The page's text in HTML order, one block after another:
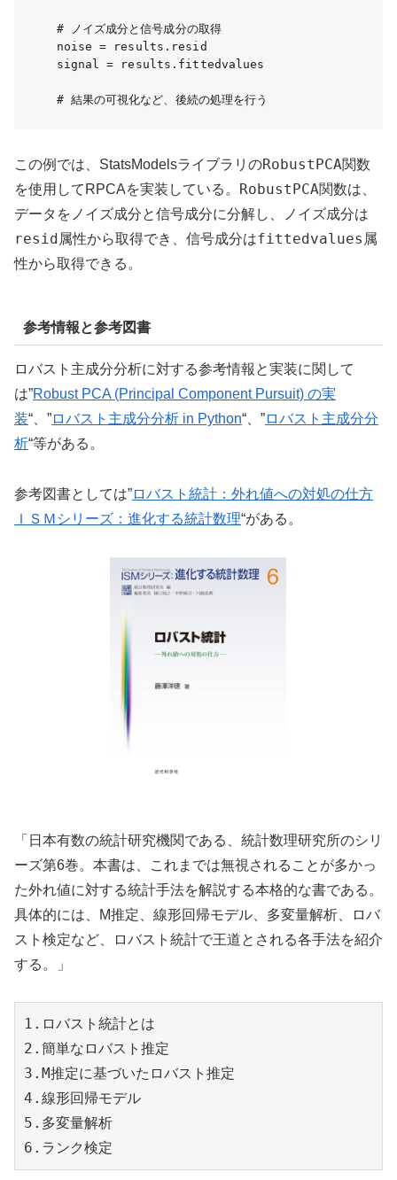
# ノイズ成分と信号成分の取得
noise = results.resid
signal = results.fittedvalues
# 結果の可視化など、後続の処理を行う
この例では、StatsModelsライブラリのRobustPCA関数
を使用してRPCAを実装している。 RobustPCA関数は、
データをノイズ成分と信号成分に分解し、ノイズ成分は
resid属性から取得でき、信号成分はfittedvalues 属
性から取得できる。
参考情報と参考図書
ロバスト主成分分析に対する参考情報と実装に関して
は”Robust PCA (Principal Component Pursuit) の実
装“、”ロバスト主成分分析 in Python“、”ロバスト主成分分
析“等がある。
参考図書としては”ロバスト統計：外れ値への対処の仕方
ＩＳＭシリーズ：進化する統計数理“がある。
「 日本有数の統計研究機関である、統計数理研究所のシリ
ーズ第6巻。本書は、これまでは無視されることが多かっ
た外れ値に対する統計手法を解説する本格的な書である。
具体的には、M推定、線形回帰モデル、多変量解析、ロバ
スト検定など、ロバスト統計で王道とされる各手法を紹介
する。」
1.ロバスト統計とは
2.簡単なロバスト推定
3.M推定に基づいたロバスト推定
4.線形回帰モデル
5.多変量解析
6.ランク検定